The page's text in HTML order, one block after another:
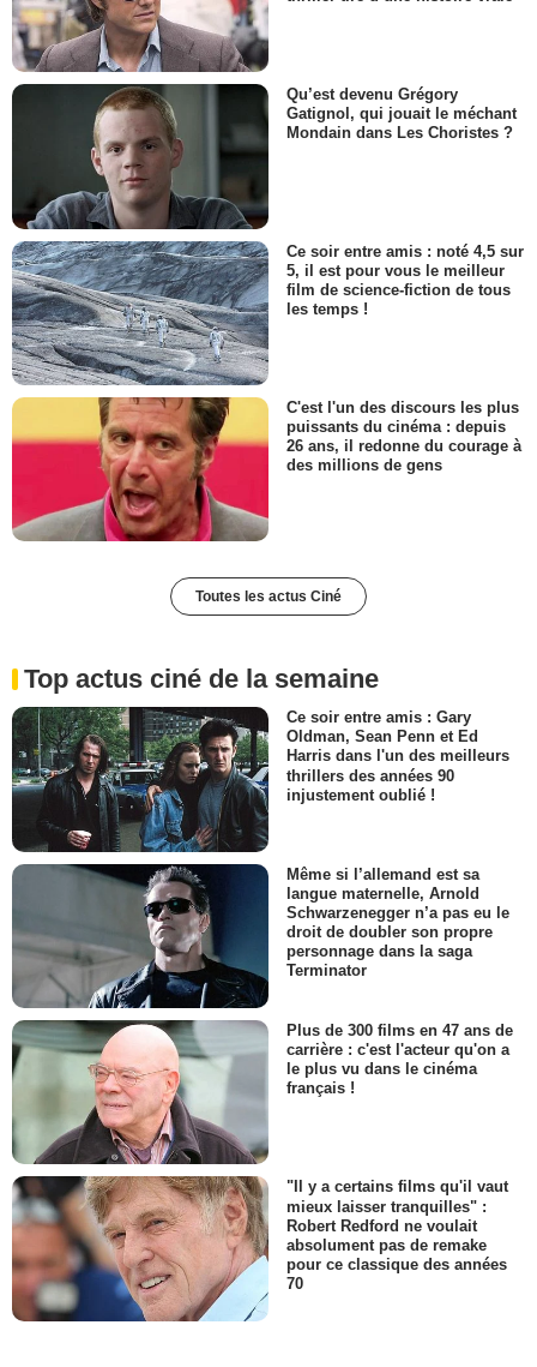
Qu’est devenu Grégory
Gatignol, qui jouait le méchant
Mondain dans Les Choristes ?
Ce soir entre amis : noté 4,5 sur
5, il est pour vous le meilleur
film de science-fiction de tous
les temps !
C'est l'un des discours les plus
puissants du cinéma : depuis
26 ans, il redonne du courage à
des millions de gens
Toutes les actus Ciné
Top actus ciné de la semaine
Ce soir entre amis : Gary
Oldman, Sean Penn et Ed
Harris dans l'un des meilleurs
thrillers des années 90
injustement oublié !
Même si l’allemand est sa
langue maternelle, Arnold
Schwarzenegger n’a pas eu le
droit de doubler son propre
personnage dans la saga
Terminator
Plus de 300 films en 47 ans de
carrière : c'est l'acteur qu'on a
le plus vu dans le cinéma
français !
"Il y a certains films qu'il vaut
mieux laisser tranquilles" :
Robert Redford ne voulait
absolument pas de remake
pour ce classique des années
70